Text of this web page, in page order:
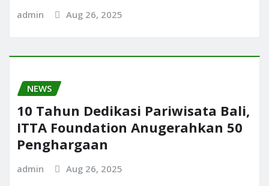
admin Aug 26, 2025
NEWS
10 Tahun Dedikasi Pariwisata Bali,
ITTA Foundation Anugerahkan 50
Penghargaan
admin Aug 26, 2025